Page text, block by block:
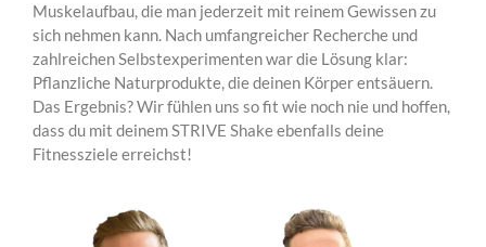
Muskelaufbau, die man jederzeit mit reinem Gewissen zu
sich nehmen kann. Nach umfangreicher Recherche und
zahlreichen Selbstexperimenten war die Lösung klar:
Pflanzliche Naturprodukte, die deinen Körper entsäuern.
Das Ergebnis? Wir fühlen uns so fit wie noch nie und hoffen,
dass du mit deinem STRIVE Shake ebenfalls deine
Fitnessziele erreichst!